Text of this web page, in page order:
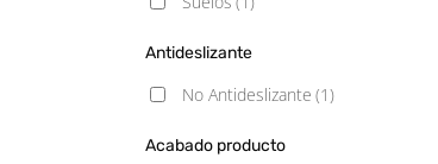
Antideslizante
No Antideslizante (1)
Acabado producto